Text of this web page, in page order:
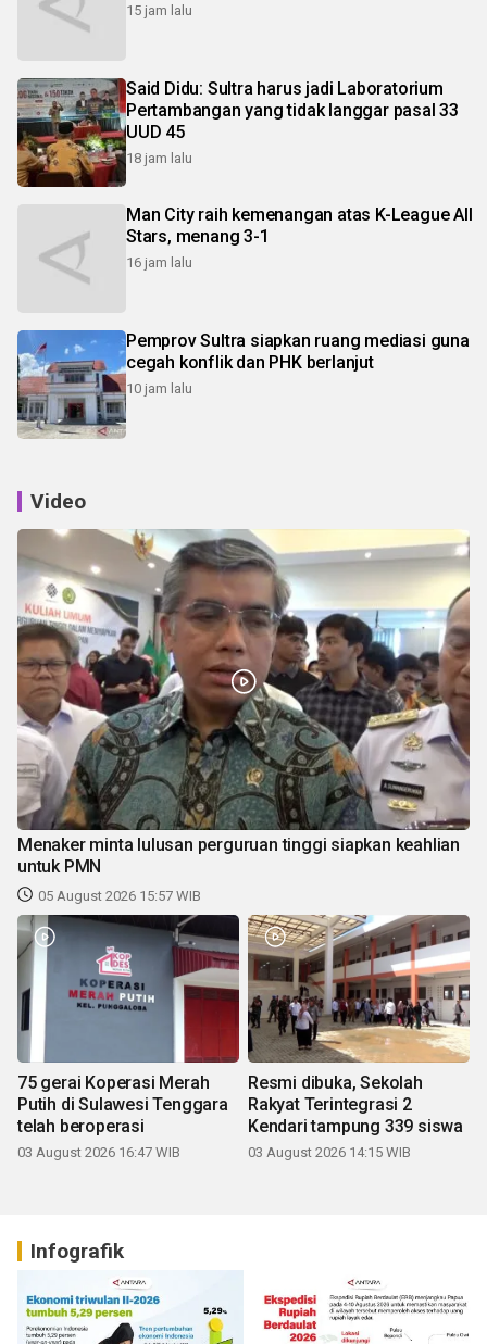
15 jam lalu
Said Didu: Sultra harus jadi Laboratorium
Pertambangan yang tidak langgar pasal 33
UUD 45
18 jam lalu
Man City raih kemenangan atas K-League All
Stars, menang 3-1
16 jam lalu
Pemprov Sultra siapkan ruang mediasi guna
cegah konflik dan PHK berlanjut
10 jam lalu
Video
Menaker minta lulusan perguruan tinggi siapkan keahlian
untuk PMN
05 August 2026 15:57 WIB
75 gerai Koperasi Merah
Putih di Sulawesi Tenggara
telah beroperasi
03 August 2026 16:47 WIB
Resmi dibuka, Sekolah
Rakyat Terintegrasi 2
Kendari tampung 339 siswa
03 August 2026 14:15 WIB
Infografik